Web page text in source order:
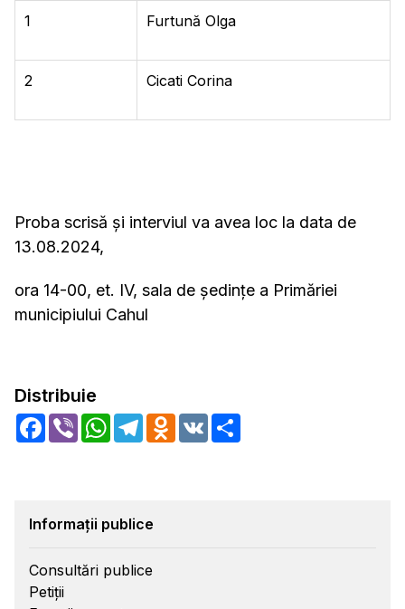
1 Furtună Olga
2 Cicati Corina
Proba scrisă și interviul va avea loc la data de
13.08.2024,
ora 14-00, et. IV, sala de şedinţe a Primăriei
municipiului Cahul
Distribuie
Facebook
Viber WhatsApp
TelegramOdnoklassniki
VK
Informații publice
Consultări publice
Petiții